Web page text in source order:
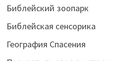
Библейский зоопарк
Библейская сенсорика
География Спасения